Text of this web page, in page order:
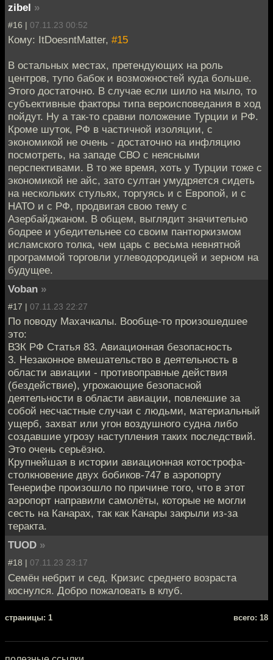
zibel »
#16 | 07.11.23 00:52
Кому: ItDoesntMatter, #15
В остальных местах, претендующих на роль
центров, тупо бабок и возможностей куда больше.
Этого достаточно. В случае если шило на мыло, то
субъективные факторы типа вероисповедания в ход
пойдут. Ну а так-то сравни положение Турции и РФ.
Кроме шуток, РФ в частичной изоляции, с
экономикой не очень - достаточно на инфляцию
посмотреть, на западе СВО с неясными
перспективами. В то же время, хоть у Турции тоже с
экономикой не айс, зато султан умудряется сидеть
на нескольких стульях, торгуясь и с Европой, и с
НАТО и с РФ, продвигая свою тему с
Азербайджаном. В общем, выглядит значительно
бодрее и убедительнее со своим пантюркизмом
исламского толка, чем царь с весьма невнятной
программой торговли углеводородицей и зерном на
будущее.
Voban »
#17 | 07.11.23 22:27
По поводу Махачкалы. Вообще-то произошедшее
это:
ВЗК РФ Статья 83. Авиационная безопасность
3. Незаконное вмешательство в деятельность в
области авиации - противоправные действия
(бездействие), угрожающие безопасной
деятельности в области авиации, повлекшие за
собой несчастные случаи с людьми, материальный
ущерб, захват или угон воздушного судна либо
создавшие угрозу наступления таких последствий.
Это очень серьёзно.
Крупнейшая в истории авиационная котострофа-
столкновение двух бобиков-747 в аэропорту
Тенерифе произошло по причине того, что в этот
аэропорт направили самолёты, которые не могли
сесть на Канарах, так как Канары закрыли из-за
теракта.
TUOD »
#18 | 07.11.23 23:17
Семён небрит и сед. Кризис среднего возраста
коснулся. Добро пожаловать в клуб.
cтраницы: 1 всего: 18